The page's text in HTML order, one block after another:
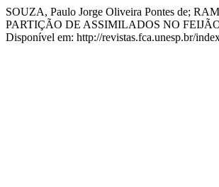
SOUZA, Paulo Jorge Oliveira Pontes de;
PARTIÇÃO DE ASSIMILADOS NO
Disponível em: http://revistas.fca.unesp.br/